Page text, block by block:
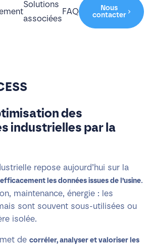
Solutions
associées
FAQ
Nous
contacter
des
industrielles par la
repose aujourd’hui sur la
les données issues de l’usine.
maintenance, énergie : les
sont souvent sous-utilisées ou
isolée.
de corréler, analyser et valoriser les